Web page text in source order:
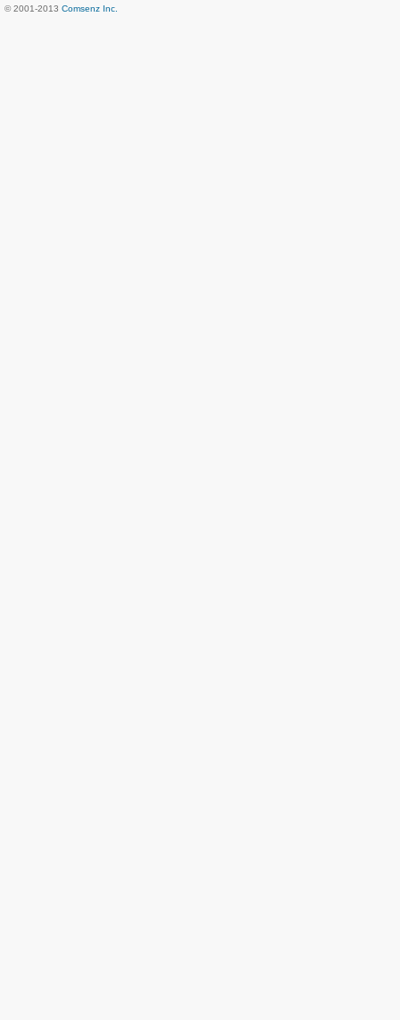
© 2001-2013 Comsenz Inc.